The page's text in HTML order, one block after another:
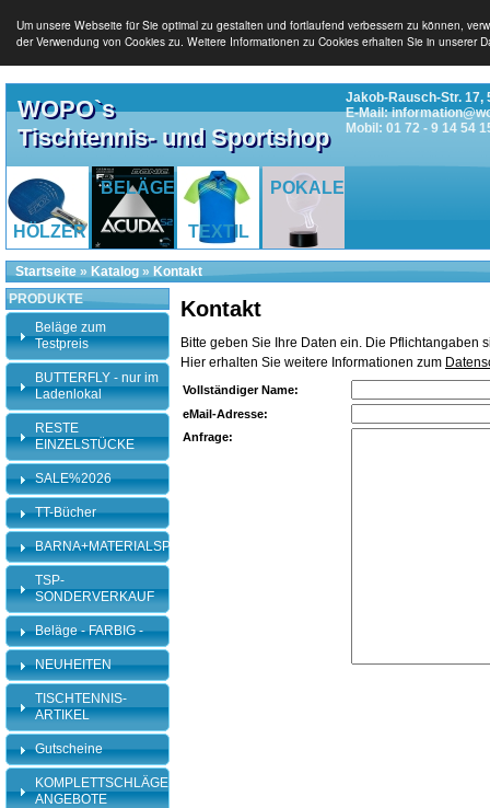
Um unsere Webseite für Sie optimal zu gestalten und fortlaufend verbessern zu können,
der Verwendung von Cookies zu. Weitere Informationen zu Cookies erhalten Sie in unserer
WOPO`s
Tischtennis- und Sportshop
Jakob-Rausch-Str. 17,
E-Mail:
Mobil: 01 72 - 9 14 54
HÖLZER
BELÄGE
TEXTIL
POKALE
Startseite » Katalog » Kontakt
Kontakt
Bitte geben Sie Ihre Daten ein. Die Pflichtangaben
Hier erhalten Sie weitere Informationen zum
Vollständiger Name:
eMail-Adresse:
Anfrage:
PRODUKTE
Beläge zum
Testpreis
BUTTERFLY - nur im
Ladenlokal
RESTE
EINZELSTÜCKE
SALE%2026
TT-Bücher
BARNA+MATERIALSPEZI
TSP-
SONDERVERKAUF
Beläge - FARBIG -
NEUHEITEN
TISCHTENNIS-
ARTIKEL
Gutscheine
KOMPLETTSCHLÄGER-
ANGEBOTE